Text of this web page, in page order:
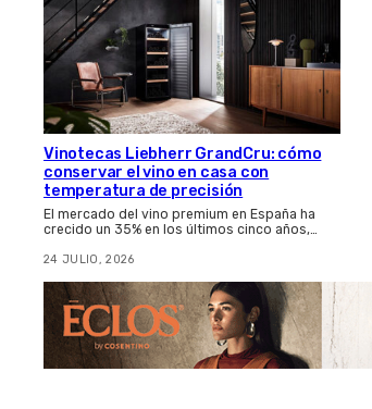
Vinotecas Liebherr GrandCru: cómo
conservar el vino en casa con
temperatura de precisión
El mercado del vino premium en España ha
crecido un 35% en los últimos cinco años,…
24 JULIO, 2026